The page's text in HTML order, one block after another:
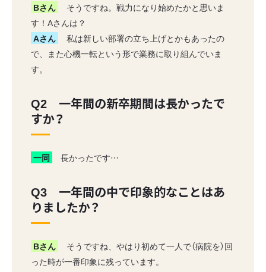
Bさん
そうですね。戦力になり始めたかと思いま
す！Aさんは？
Aさん
私は新しい部署の立ち上げとかもあったの
で、また心機一転という形で業務に取り組んでいま
す。
Q2 一年間の新卒期間は長かったで
すか？
一同 長かったです…
Q3 一年間の中で印象的なことはあ
りましたか？
Bさん
そうですね、やはり初めて一人で（病院を）回
った時が一番印象に残っています。